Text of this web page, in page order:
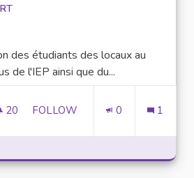
des étudiants des locaux au
de l'IEP ainsi que du...
20 20 FOLLOWERS
FOLLOW 0 1